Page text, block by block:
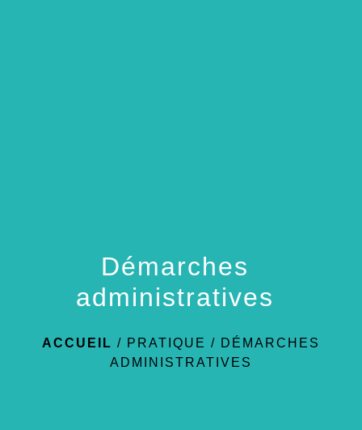
Démarches
administratives
ACCUEIL / PRATIQUE / DÉMARCHES
ADMINISTRATIVES